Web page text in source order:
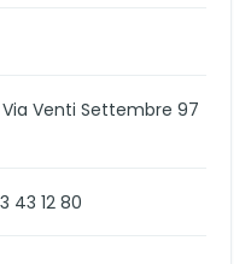
Venti Settembre 97
43 12 80